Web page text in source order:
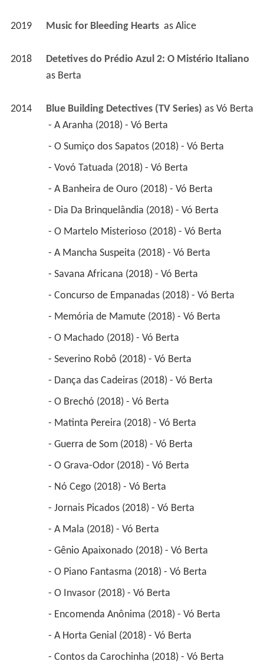
2019 Music for Bleeding Hearts as Alice
2018
as Berta
2014 Blue Building Detectives (TV Series) as Vó Berta
- A Aranha (2018) - Vó Berta
- O Sumiço dos Sapatos (2018) - Vó Berta
- Vovó Tatuada (2018) - Vó Berta
- A Banheira de Ouro (2018) - Vó Berta
- Dia Da Brinquelândia (2018) - Vó Berta
- O Martelo Misterioso (2018) - Vó Berta
- A Mancha Suspeita (2018) - Vó Berta
- Savana Africana (2018) - Vó Berta
- Concurso de Empanadas (2018) - Vó Berta
- Memória de Mamute (2018) - Vó Berta
- O Machado (2018) - Vó Berta
- Severino Robô (2018) - Vó Berta
- Dança das Cadeiras (2018) - Vó Berta
- O Brechó (2018) - Vó Berta
- Matinta Pereira (2018) - Vó Berta
- Guerra de Som (2018) - Vó Berta
- O Grava-Odor (2018) - Vó Berta
- Nó Cego (2018) - Vó Berta
- Jornais Picados (2018) - Vó Berta
- A Mala (2018) - Vó Berta
- Gênio Apaixonado (2018) - Vó Berta
- O Piano Fantasma (2018) - Vó Berta
- O Invasor (2018) - Vó Berta
- Encomenda Anônima (2018) - Vó Berta
- A Horta Genial (2018) - Vó Berta
- Contos da Carochinha (2018) - Vó Berta